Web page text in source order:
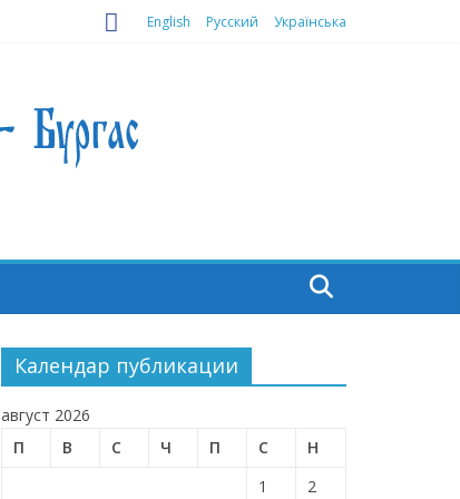
English Русский Українська
Календар публикации
август 2026
П
В С Ч П С
Н
1
2